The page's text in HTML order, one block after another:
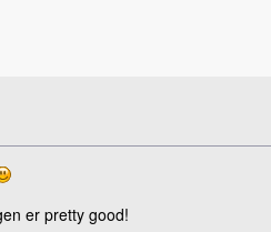
er pretty good!